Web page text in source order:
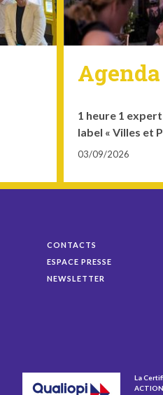
Agenda
1 heure 1
label « Villes et
03/09/2026
CONTACTS
ESPACE PRESSE
NEWSLETTER
La